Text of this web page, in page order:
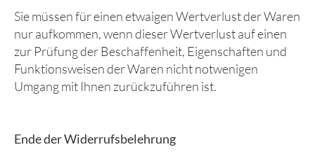
Sie müssen für einen etwaigen Wertverlust der Waren
nur aufkommen, wenn dieser Wertverlust auf einen
zur Prüfung der Beschaffenheit, Eigenschaften und
Funktionsweisen der Waren nicht notwenigen
Umgang mit Ihnen zurückzuführen ist.
Ende der Widerrufsbelehrung